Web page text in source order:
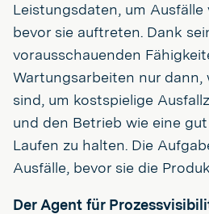
Leistungsdaten, um Ausfälle
bevor sie auftreten. Dank
vorausschauenden
Wartungsarbeiten nur
sind, um kostspielige
und den Betrieb wie eine
Laufen zu halten. Die
Ausfälle, bevor sie die
Der Agent für